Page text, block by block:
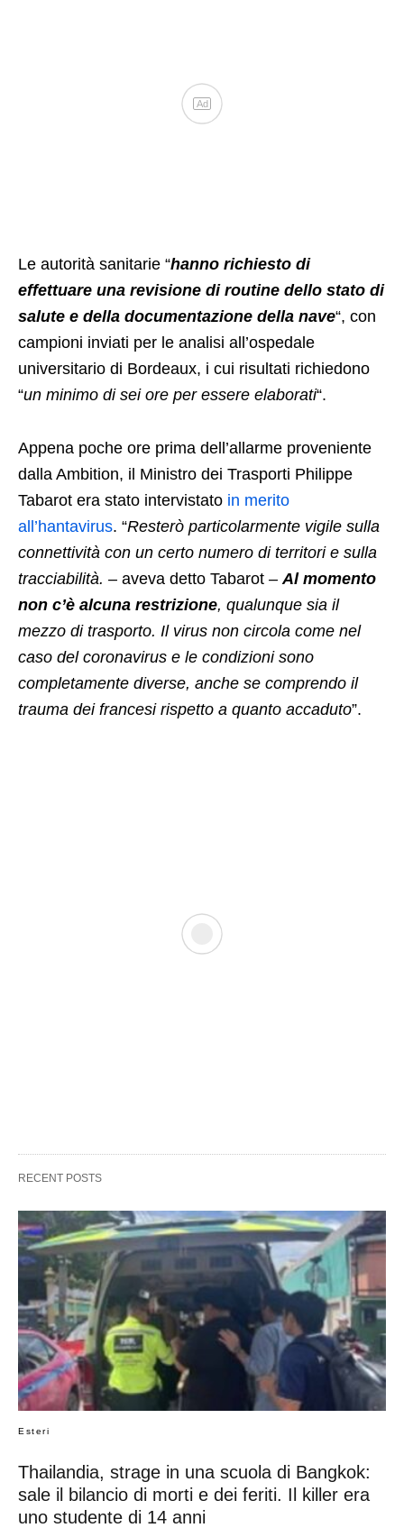
Ad
Le autorità sanitarie “hanno richiesto di
effettuare una revisione di routine dello stato di
salute e della documentazione della nave“, con
campioni inviati per le analisi all’ospedale
universitario di Bordeaux, i cui risultati richiedono
“un minimo di sei ore per essere elaborati“.
Appena poche ore prima dell’allarme proveniente
dalla Ambition, il Ministro dei Trasporti Philippe
Tabarot era stato intervistato in merito
all’hantavirus. “Resterò particolarmente vigile sulla
connettività con un certo numero di territori e sulla
tracciabilità. – aveva detto Tabarot –Al momento
non c’è alcuna restrizione, qualunque sia il
mezzo di trasporto. Il virus non circola come nel
caso del coronavirus e le condizioni sono
completamente diverse, anche se comprendo il
trauma dei francesi rispetto a quanto accaduto”.
RECENT POSTS
Esteri
Thailandia, strage in una scuola di Bangkok:
sale il bilancio di morti e dei feriti. Il killer era
uno studente di 14 anni